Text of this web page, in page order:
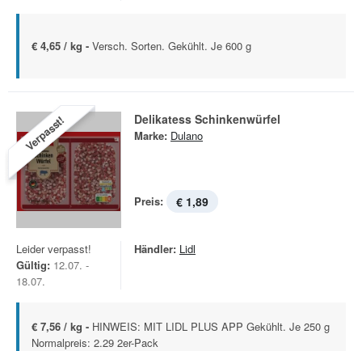
€ 4,65 / kg - Versch. Sorten. Gekühlt. Je 600 g
Verpasst! Delikatess Schinkenwürfel
Marke: Dulano
Preis: € 1,89
Leider verpasst!
Gültig: 12.07. -
18.07.
Händler: Lidl
€ 7,56 / kg - HINWEIS: MIT LIDL PLUS APP Gekühlt. Je 250 g
Normalpreis: 2.29 2er-Pack